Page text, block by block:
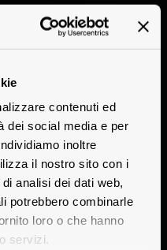
contenuti ed
dei social media e per
inoltre
il nostro sito con i
analisi dei dati web,
potrebbero combinarle
loro o che hanno
servizi.